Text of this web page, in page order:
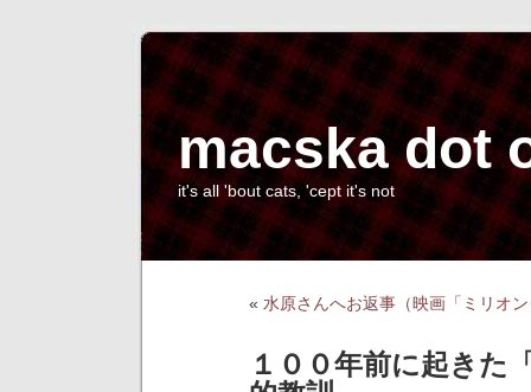
macska dot
it's all 'bout cats, 'cept it's not
« 水原さんへお返事（映画「ミリオ
１００年前に起きた